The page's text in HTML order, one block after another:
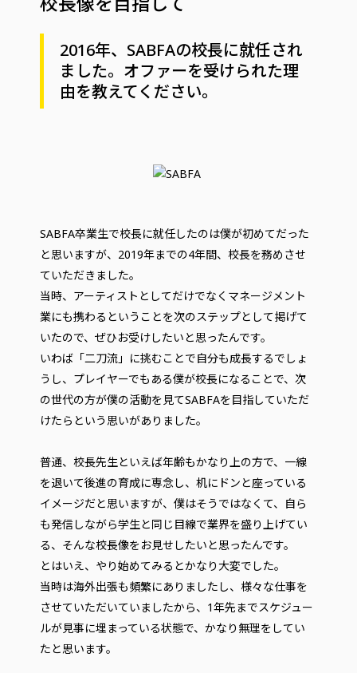
2016年、SABFAの校長に就任され
ました。オファーを受けられた理
由を教えてください。
SABFA卒業生で校長に就任したのは僕が初めてだった
と思いますが、2019年までの4年間、校長を務めさせ
ていただきました。
当時、アーティストとしてだけでなくマネージメント
業にも携わるということを次のステップとして掲げて
いたので、ぜひお受けしたいと思ったんです。
いわば「二刀流」に挑むことで自分も成長するでしょ
うし、プレイヤーでもある僕が校長になることで、次
の世代の方が僕の活動を見てSABFAを目指していただ
けたらという思いがありました。
普通、校長先生といえば年齢もかなり上の方で、一線
を退いて後進の育成に専念し、机にドンと座っている
イメージだと思いますが、僕はそうではなくて、自ら
も発信しながら学生と同じ目線で業界を盛り上げてい
る、そんな校長像をお見せしたいと思ったんです。
とはいえ、やり始めてみるとかなり大変でした。
当時は海外出張も頻繁にありましたし、様々な仕事を
させていただいていましたから、1年先までスケジュー
ルが見事に埋まっている状態で、かなり無理をしてい
たと思います。